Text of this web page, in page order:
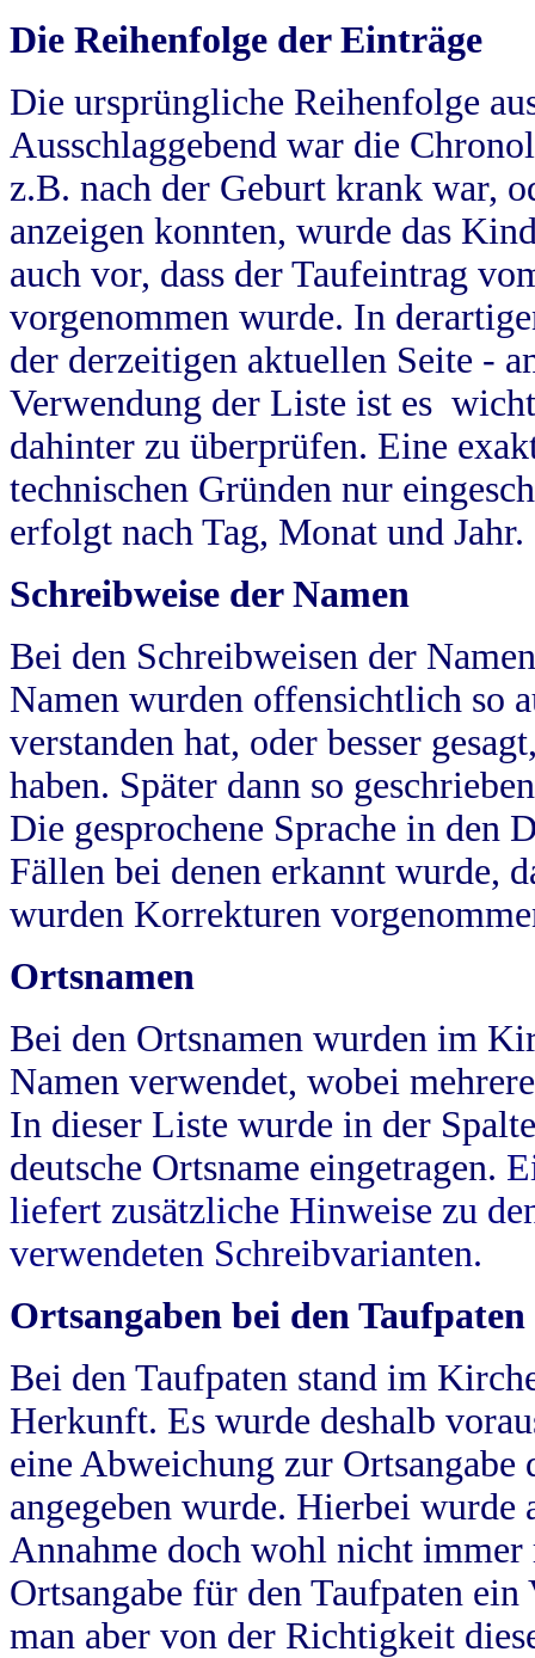
Die Reihenfolge der Einträge
Die ursprüngliche Reihenfolge
Ausschlaggebend war die
z.B. nach der Geburt krank war,
anzeigen konnten, wurde das
auch vor, dass der Taufeintrag
vorgenommen wurde. In
der derzeitigen aktuellen Seite -
Verwendung der Liste ist es
dahinter zu überprüfen. Eine
technischen Gründen nur
erfolgt nach Tag, Monat und Jahr.
Schreibweise der Namen
Bei den Schreibweisen der
Namen wurden offensichtlich so
verstanden hat, oder besser
haben. Später dann so
Die gesprochene Sprache in
Fällen bei denen erkannt wurde,
wurden Korrekturen
Ortsnamen
Bei den Ortsnamen wurden im
Namen verwendet, wobei
In dieser Liste wurde in der
deutsche Ortsname eingetragen.
liefert zusätzliche Hinweise zu
verwendeten Schreibvarianten.
Ortsangaben bei den Taufpaten
Bei den Taufpaten stand im
Herkunft. Es wurde deshalb
eine Abweichung zur
angegeben wurde. Hierbei wurde
Annahme doch wohl nicht
Ortsangabe für den Taufpaten
man aber von der Richtigkeit